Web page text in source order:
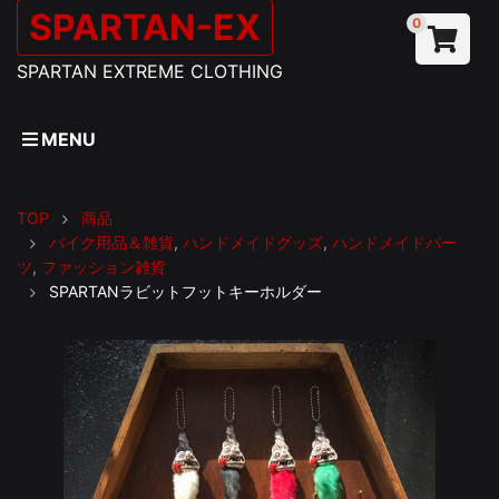
SPARTAN-EX
SPARTAN EXTREME CLOTHING
0
MENU
TOP
商品
バイク用品＆雑貨, ハンドメイドグッズ, ハンドメイドパー
ツ, ファッション雑貨
SPARTANラビットフットキーホルダー